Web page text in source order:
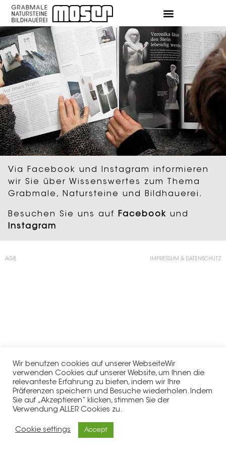
Via Facebook und Instagram informieren
wir Sie über Wissenswertes zum Thema
Grabmale, Natursteine und Bildhauerei.
Besuchen Sie uns auf Facebook und
Instagram
AGB IMPRESSUM & DATENSCHUTZ
Wir benutzen cookies auf unserer WebseiteWir
verwenden Cookies auf unserer Website, um Ihnen die
relevanteste Erfahrung zu bieten, indem wir Ihre
Präferenzen speichern und Besuche wiederholen. Indem
Sie auf „Akzeptieren“ klicken, stimmen Sie der
Verwendung ALLER Cookies zu.
Cookie settings Accept